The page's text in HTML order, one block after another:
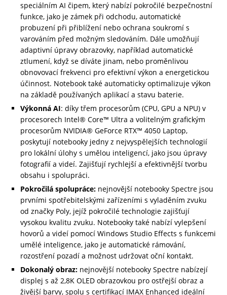
speciálním AI čipem, který nabízí pokročilé bezpečnostní
funkce, jako je zámek při odchodu, automatické
probuzení při přiblížení nebo ochrana soukromí s
varováním před možným sledováním. Dále umožňují
adaptivní úpravy obrazovky, například automatické
ztlumení, když se díváte jinam, nebo proměnlivou
obnovovací frekvenci pro efektivní výkon a energetickou
účinnost. Notebook také automaticky optimalizuje výkon
na základě používaných aplikací a stavu baterie.
Výkonná AI: díky třem procesorům (CPU, GPU a NPU) v
procesorech Intel® Core™ Ultra a volitelným grafickým
procesorům NVIDIA® GeForce RTX™ 4050 Laptop,
poskytují notebooky jedny z nejvyspělejších technologií
pro lokální úlohy s umělou inteligencí, jako jsou úpravy
fotografií a videí. Zajišťují rychlejší a efektivnější tvorbu
obsahu i spolupráci.
Pokročilá spolupráce: nejnovější notebooky Spectre jsou
prvními spotřebitelskými zařízeními s vyladěním zvuku
od značky Poly, jejíž pokročilé technologie zajišťují
vysokou kvalitu zvuku. Notebooky také nabízí vylepšení
hovorů a videí pomocí Windows Studio Effects s funkcemi
umělé inteligence, jako je automatické rámování,
rozostření pozadí a možnost udržovat oční kontakt.
Dokonalý obraz: nejnovější notebooky Spectre nabízejí
displej s až 2,8K OLED obrazovkou pro ostřejší obraz a
živější barvy, spolu s certifikací IMAX Enhanced ideální